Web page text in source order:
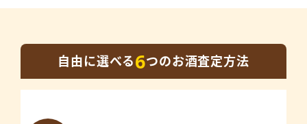
自由に選べる6つのお酒査定方法